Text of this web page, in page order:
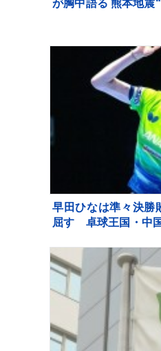
が胸中語る 熊本地震
早田ひなは準々決勝
屈す 卓球王国・中